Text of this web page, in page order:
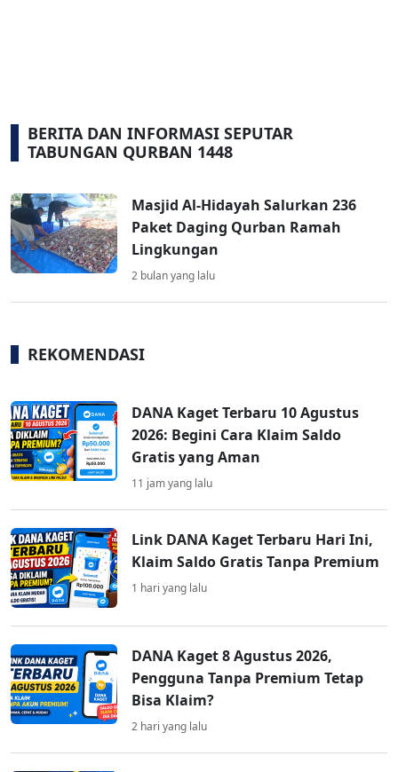
BERITA DAN INFORMASI SEPUTAR
TABUNGAN QURBAN 1448
Masjid Al-Hidayah Salurkan 236
Paket Daging Qurban Ramah
Lingkungan
2 bulan yang lalu
REKOMENDASI
DANA Kaget Terbaru 10 Agustus
2026: Begini Cara Klaim Saldo
Gratis yang Aman
11 jam yang lalu
Link DANA Kaget Terbaru Hari Ini,
Klaim Saldo Gratis Tanpa Premium
1 hari yang lalu
DANA Kaget 8 Agustus 2026,
Pengguna Tanpa Premium Tetap
Bisa Klaim?
2 hari yang lalu